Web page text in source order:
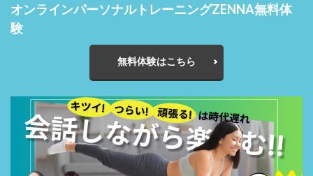
オンラインパーソナルトレーニングZENNA無料体
験
無料体験はこちら